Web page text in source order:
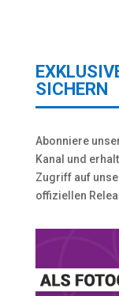
SICHERN
Abonniere
Kanal und
Zugriff auf
offiziellen